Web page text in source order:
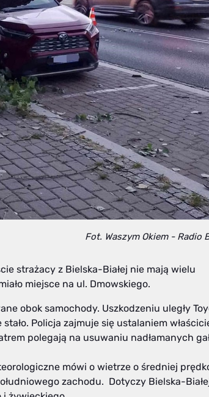
Fot. Waszym Okiem - Radio
strażacy z Bielska-Białej nie mają wielu
miejsce na ul. Dmowskiego.
obok samochody. Uszkodzeniu uległy
Policja zajmuje się ustalaniem
polegają na usuwaniu nadłamanych
mówi o wietrze o średniej
zachodu. Dotyczy Bielska-